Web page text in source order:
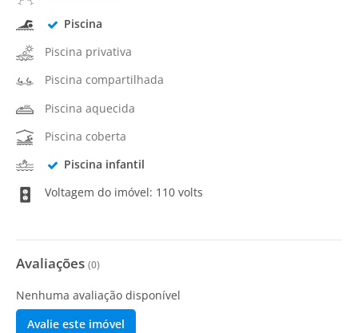
Piscina
Piscina privativa
Piscina compartilhada
Piscina aquecida
Piscina coberta
Piscina infantil
Voltagem do imóvel: 110 volts
Avaliações (0)
Nenhuma avaliação disponível
Avalie este imóvel